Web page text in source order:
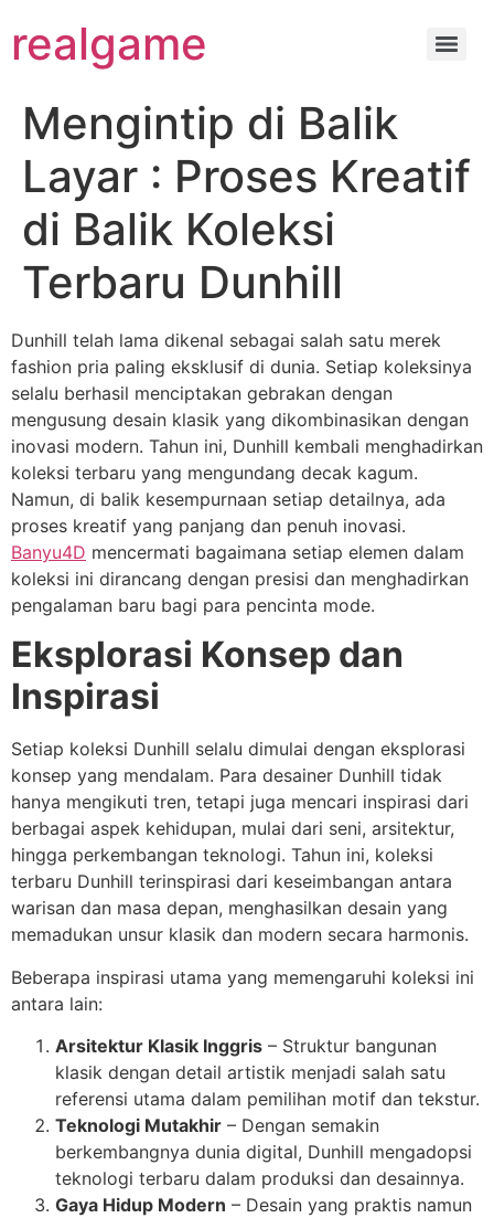
realgame
Mengintip di Balik
Layar : Proses Kreatif
di Balik Koleksi
Terbaru Dunhill
Dunhill telah lama dikenal sebagai salah satu merek
fashion pria paling eksklusif di dunia. Setiap koleksinya
selalu berhasil menciptakan gebrakan dengan
mengusung desain klasik yang dikombinasikan dengan
inovasi modern. Tahun ini, Dunhill kembali menghadirkan
koleksi terbaru yang mengundang decak kagum.
Namun, di balik kesempurnaan setiap detailnya, ada
proses kreatif yang panjang dan penuh inovasi.
Banyu4D mencermati bagaimana setiap elemen dalam
koleksi ini dirancang dengan presisi dan menghadirkan
pengalaman baru bagi para pencinta mode.
Eksplorasi Konsep dan
Inspirasi
Setiap koleksi Dunhill selalu dimulai dengan eksplorasi
konsep yang mendalam. Para desainer Dunhill tidak
hanya mengikuti tren, tetapi juga mencari inspirasi dari
berbagai aspek kehidupan, mulai dari seni, arsitektur,
hingga perkembangan teknologi. Tahun ini, koleksi
terbaru Dunhill terinspirasi dari keseimbangan antara
warisan dan masa depan, menghasilkan desain yang
memadukan unsur klasik dan modern secara harmonis.
Beberapa inspirasi utama yang memengaruhi koleksi ini
antara lain:
Arsitektur Klasik Inggris – Struktur bangunan
klasik dengan detail artistik menjadi salah satu
referensi utama dalam pemilihan motif dan tekstur.
Teknologi Mutakhir – Dengan semakin
berkembangnya dunia digital, Dunhill mengadopsi
teknologi terbaru dalam produksi dan desainnya.
Gaya Hidup Modern – Desain yang praktis namun